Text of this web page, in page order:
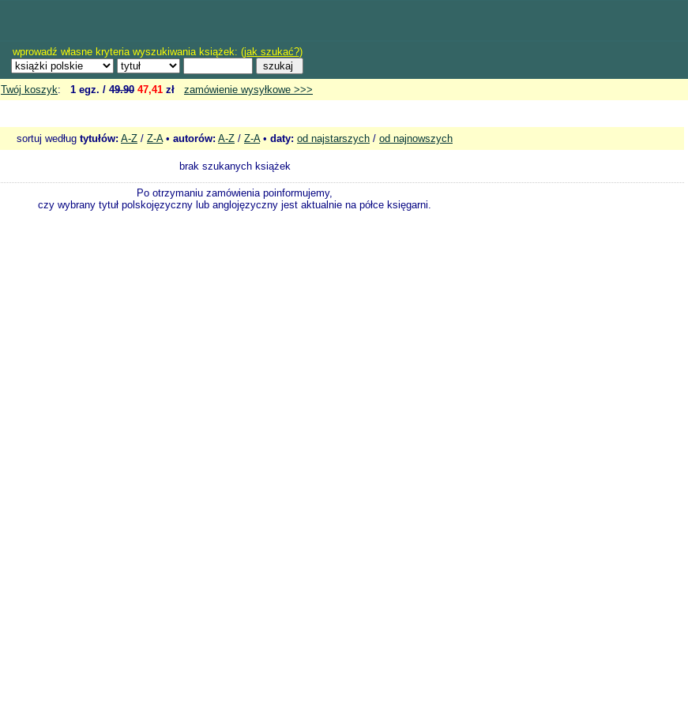
wprowadź własne kryteria wyszukiwania książek: (jak szukać?)
Twój koszyk: 1 egz. / 49.90 47,41 zł
zamówienie wysyłkowe >>>
sortuj według tytułów: A-Z / Z-A• autorów: A-Z / Z-A• daty: od najstarszych / od najnowszych
brak szukanych książek
Po otrzymaniu zamówienia poinformujemy,
czy wybrany tytuł polskojęzyczny lub anglojęzyczny jest aktualnie na półce księgarni.